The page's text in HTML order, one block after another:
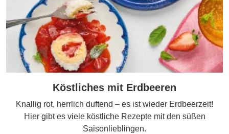
Köstliches mit Erdbeeren
Knallig rot, herrlich duftend – es ist wieder Erdbeerzeit!
Hier gibt es viele köstliche Rezepte mit den süßen
Saisonlieblingen.